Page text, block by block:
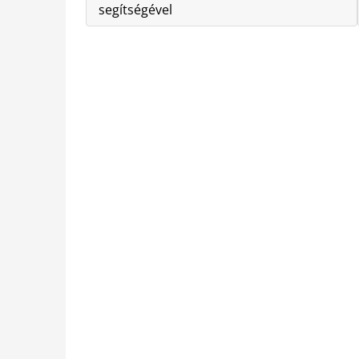
segítségével